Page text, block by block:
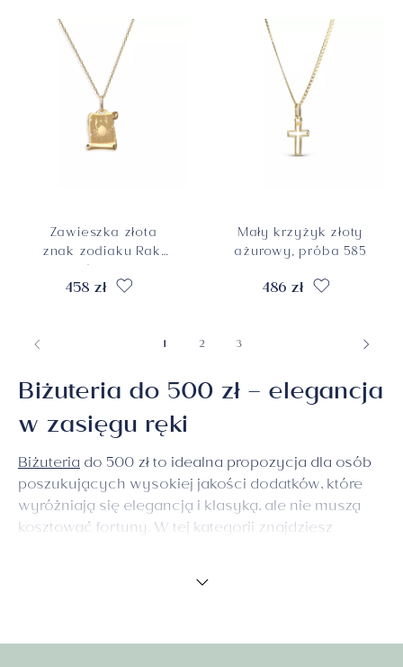
Zawieszka złota
znak zodiaku Rak,
próba 585
458 zł
Mały krzyżyk złoty
ażurowy, próba 585
486 zł
1 2 3
Biżuteria do 500 zł – elegancja
w zasięgu ręki
Biżuteriado 500 zł to idealna propozycja dla osób
poszukujących wysokiej jakości dodatków, które
wyróżniają się elegancją i klasyką, ale nie muszą
kosztować fortuny. W tej kategorii znajdziesz
kolczyków oraz kompletów, które będą doskonałym
wyborem na prezent lub dodatek do codziennych
produkty, które łączą elegancję z przystępną ceną,